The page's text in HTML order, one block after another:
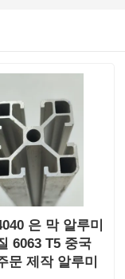
은 막 알루미
6063 T5 중국
문 제작 알루미